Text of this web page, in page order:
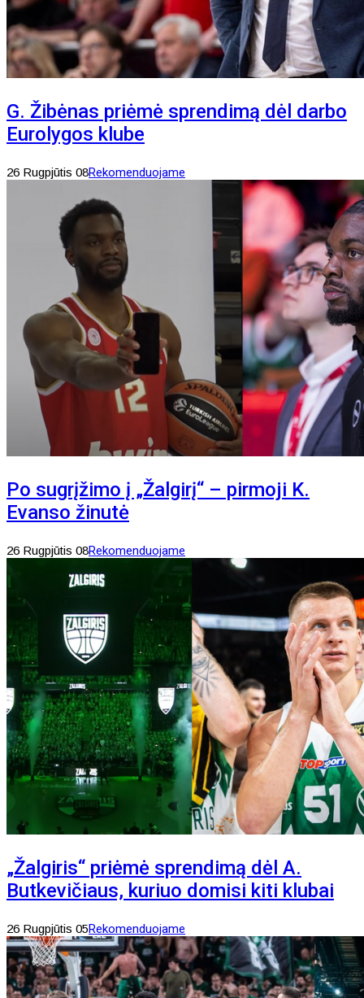
G. Žibėnas priėmė sprendimą dėl darbo
Eurolygos klube
26 Rugpjūtis 08Rekomenduojame
Po sugrįžimo į „Žalgirį“ – pirmoji K.
Evanso žinutė
26 Rugpjūtis 08Rekomenduojame
„Žalgiris“ priėmė sprendimą dėl A.
Butkevičiaus, kuriuo domisi kiti klubai
26 Rugpjūtis 05Rekomenduojame